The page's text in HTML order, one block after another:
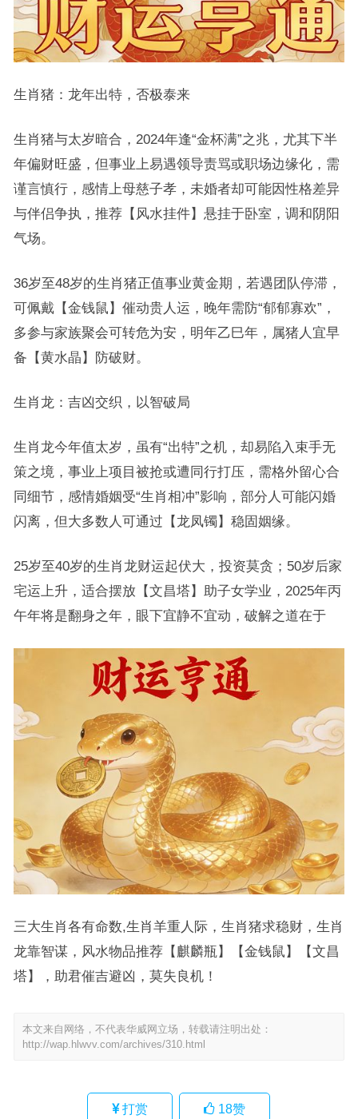
生肖猪：龙年出特，否极泰来
生肖猪与太岁暗合，2024年逢“金杯满”之兆，尤其下半
年偏财旺盛，但事业上易遇领导责骂或职场边缘化，需
谨言慎行，感情上母慈子孝，未婚者却可能因性格差异
与伴侣争执，推荐【风水挂件】悬挂于卧室，调和阴阳
气场。
36岁至48岁的生肖猪正值事业黄金期，若遇团队停滞，
可佩戴【金钱鼠】催动贵人运，晚年需防“郁郁寡欢”，
多参与家族聚会可转危为安，明年乙巳年，属猪人宜早
备【黄水晶】防破财。
生肖龙：吉凶交织，以智破局
生肖龙今年值太岁，虽有“出特”之机，却易陷入束手无
策之境，事业上项目被抢或遭同行打压，需格外留心合
同细节，感情婚姻受“生肖相冲”影响，部分人可能闪婚
闪离，但大多数人可通过【龙凤镯】稳固姻缘。
25岁至40岁的生肖龙财运起伏大，投资莫贪；50岁后家
宅运上升，适合摆放【文昌塔】助子女学业，2025年丙
午年将是翻身之年，眼下宜静不宜动，破解之道在于
三大生肖各有命数,生肖羊重人际，生肖猪求稳财，生肖
龙靠智谋，风水物品推荐【麒麟瓶】【金钱鼠】【文昌
塔】，助君催吉避凶，莫失良机！
本文来自网络，不代表华威网立场，转载请注明出处：
http://wap.hlwvv.com/archives/310.html
打赏 18赞